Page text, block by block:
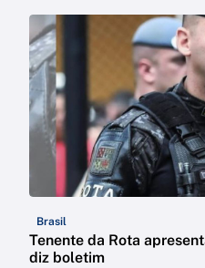
Brasil
Tenente da Rota
diz boletim